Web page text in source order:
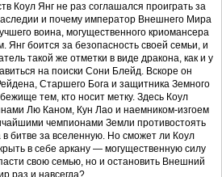
Коул Янг не раз соглашался проиграть за
и почему император Внешнего Мира
воина, могущественного криомансера
Янг боится за безопасность своей семьи, и
такой же отметки в виде дракона, как и у
на поиски Сони Блейд. Вскоре он
Старшего Бога и защитника Земного
тем, кто носит метку. Здесь Коул
Лю Каном, Кун Лао и наемником-изгоем
чемпионами Земли противостоять
битве за вселенную. Но сможет ли Коул
в себе аркану — могущественную силу
свою семью, но и остановить Внешний
раз и навсегда?